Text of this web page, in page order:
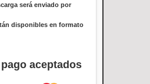
será enviado por
disponibles en formato
aceptados